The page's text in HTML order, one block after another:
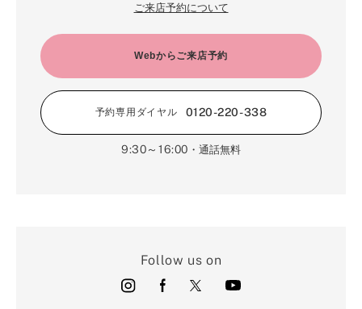
ご来店予約について
Webからご来店予約
予約専用ダイヤル 0120-220-338
9:30～16:00 ・通話無料
Follow us on